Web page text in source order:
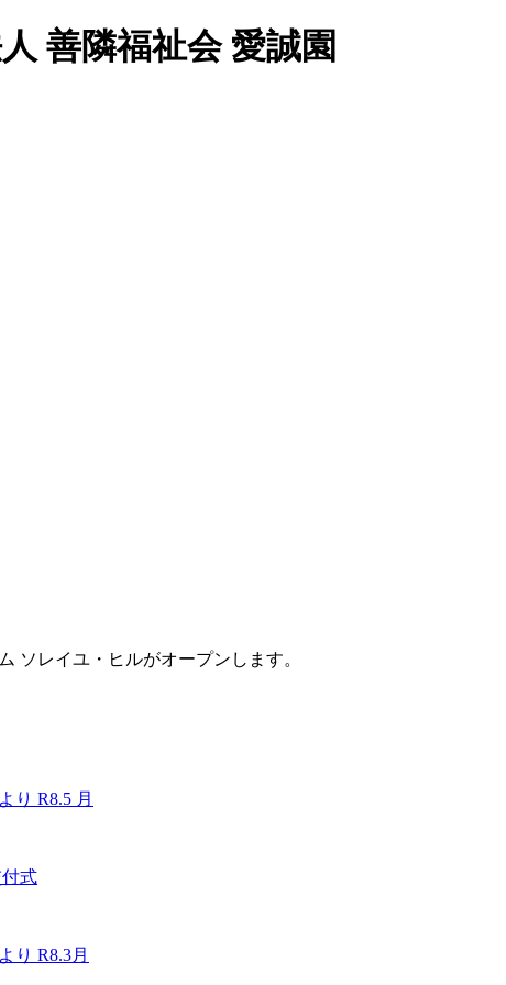
善隣福祉会 愛誠園
ソレイユ・ヒルがオープンします。
り R8.5 月
式
り R8.3月